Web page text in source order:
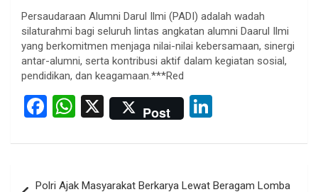
Persaudaraan Alumni Darul Ilmi (PADI) adalah wadah
silaturahmi bagi seluruh lintas angkatan alumni Daarul Ilmi
yang berkomitmen menjaga nilai-nilai kebersamaan, sinergi
antar-alumni, serta kontribusi aktif dalam kegiatan sosial,
pendidikan, dan keagamaan.***Red
F
ce
b
W
at
s
X Post
ke
dI
Polri Ajak Masyarakat Berkarya Lewat Beragam Lomba